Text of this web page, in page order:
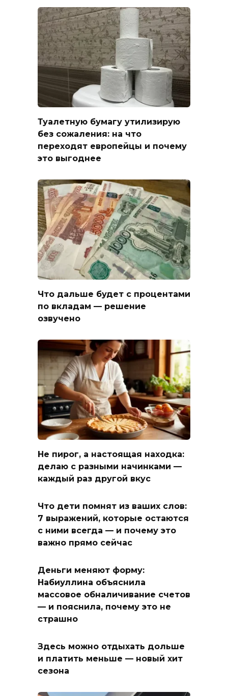
Туалетную бумагу утилизирую
без сожаления: на что
переходят европейцы и почему
это выгоднее
Что дальше будет с процентами
по вкладам — решение
озвучено
Не пирог, а настоящая находка:
делаю с разными начинками —
каждый раз другой вкус
Что дети помнят из ваших слов:
7 выражений, которые остаются
с ними всегда — и почему это
важно прямо сейчас
Деньги меняют форму:
Набиуллина объяснила
массовое обналичивание счетов
— и пояснила, почему это не
страшно
Здесь можно отдыхать дольше
и платить меньше — новый хит
сезона